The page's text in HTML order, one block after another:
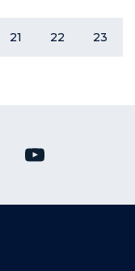
21 22 23